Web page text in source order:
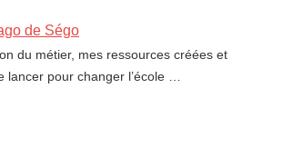
du métier, mes ressources créées et
lancer pour changer l’école …